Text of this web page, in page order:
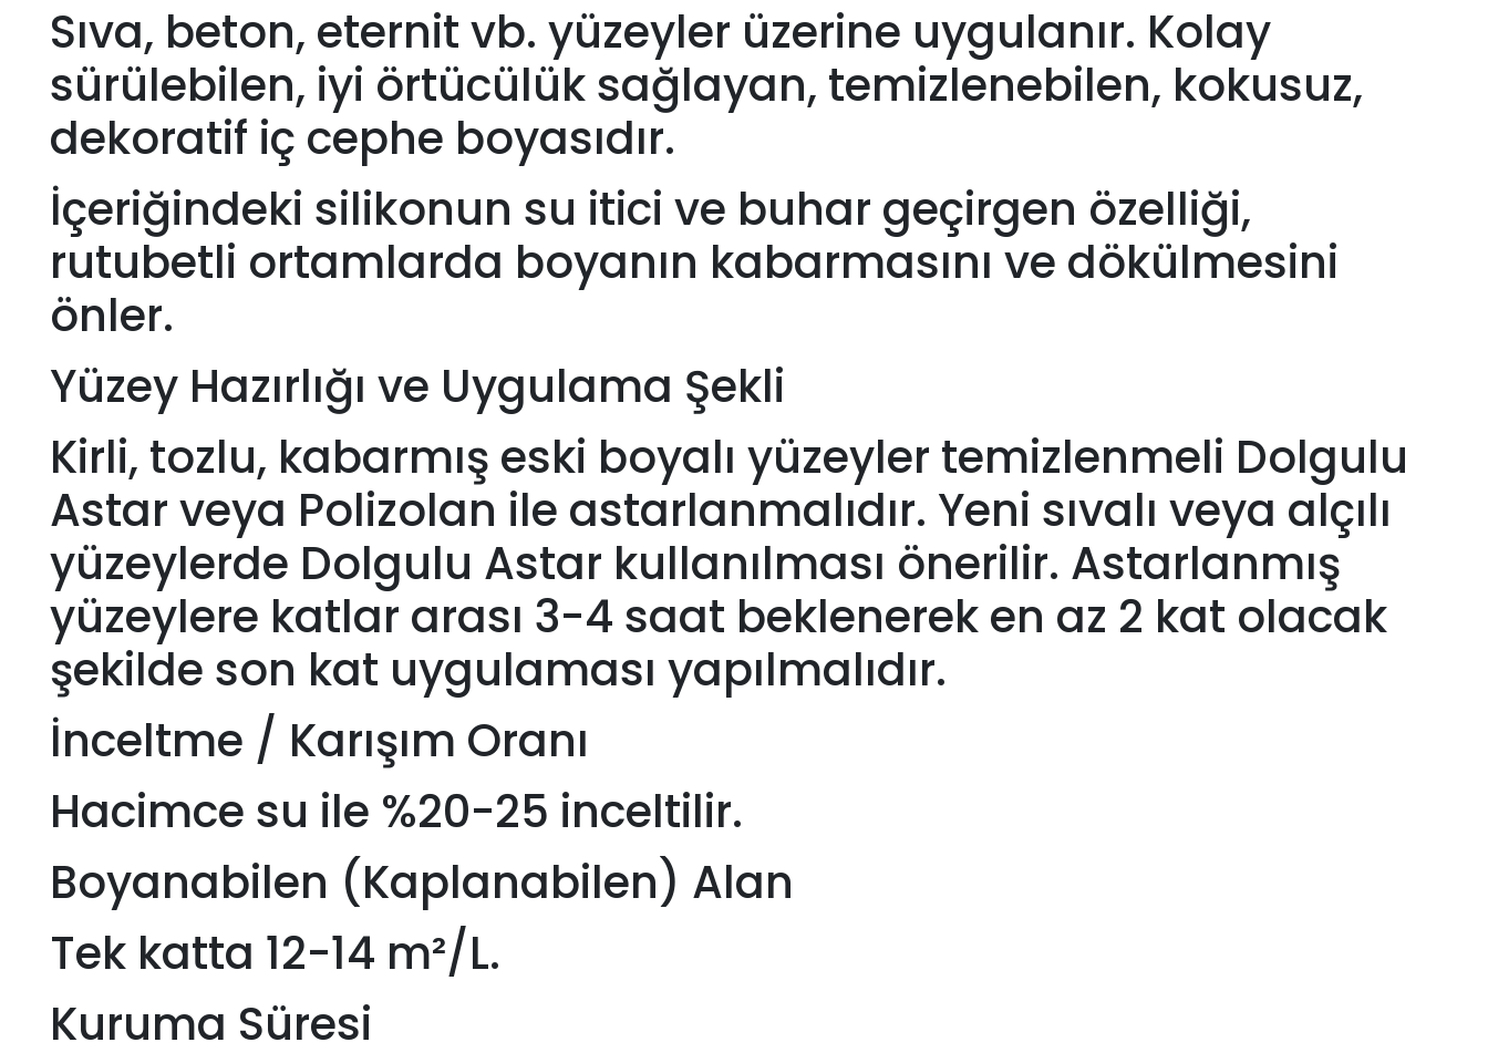
Sıva, beton, eternit vb. yüzeyler üzerine uygulanır. Kolay
sürülebilen, iyi örtücülük sağlayan, temizlenebilen, kokusuz,
dekoratif iç cephe boyasıdır.
İçeriğindeki silikonun su itici ve buhar geçirgen özelliği,
rutubetli ortamlarda boyanın kabarmasını ve dökülmesini
önler.
Yüzey Hazırlığı ve Uygulama Şekli
Kirli, tozlu, kabarmış eski boyalı yüzeyler temizlenmeli Dolgulu
Astar veya Polizolan ile astarlanmalıdır. Yeni sıvalı veya alçılı
yüzeylerde Dolgulu Astar kullanılması önerilir. Astarlanmış
yüzeylere katlar arası 3-4 saat beklenerek en az 2 kat olacak
şekilde son kat uygulaması yapılmalıdır.
İnceltme / Karışım Oranı
Hacimce su ile %20-25 inceltilir.
Boyanabilen (Kaplanabilen) Alan
Tek katta 12-14 m²/L.
Kuruma Süresi